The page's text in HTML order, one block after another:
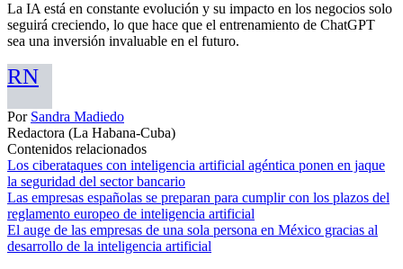
La IA está en constante evolución y su impacto en los negocios solo
seguirá creciendo, lo que hace que el entrenamiento de ChatGPT
sea una inversión invaluable en el futuro.
RN
Por Sandra Madiedo
Redactora (La Habana-Cuba)
Contenidos relacionados
Los ciberataques con inteligencia artificial agéntica ponen en jaque
la seguridad del sector bancario
Las empresas españolas se preparan para cumplir con los plazos del
reglamento europeo de inteligencia artificial
El auge de las empresas de una sola persona en México gracias al
desarrollo de la inteligencia artificial